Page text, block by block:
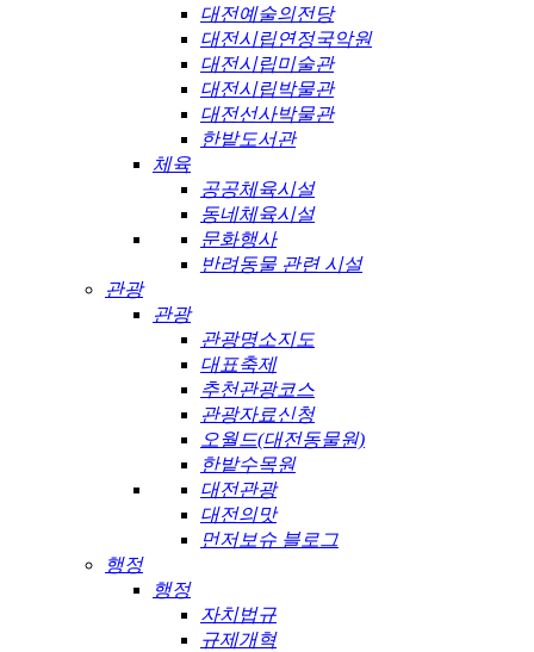
대전예술의전당
대전시립연정국악원
대전시립미술관
대전시립박물관
대전선사박물관
한밭도서관
체육
공공체육시설
동네체육시설
문화행사
반려동물 관련 시설
관광
관광
관광명소지도
대표축제
추천관광코스
관광자료신청
오월드(대전동물원)
한밭수목원
대전관광
대전의맛
먼저보슈 블로그
행정
행정
자치법규
규제개혁